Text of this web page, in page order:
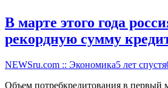
В марте этого года
рекордную сумму
NEWSru.com :: Экономика5 лет спустя
Объем потребкредитования в первый